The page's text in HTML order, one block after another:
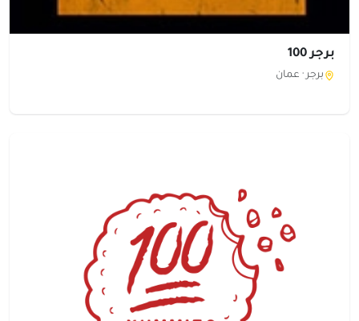
برجر 100
برجر · عمان